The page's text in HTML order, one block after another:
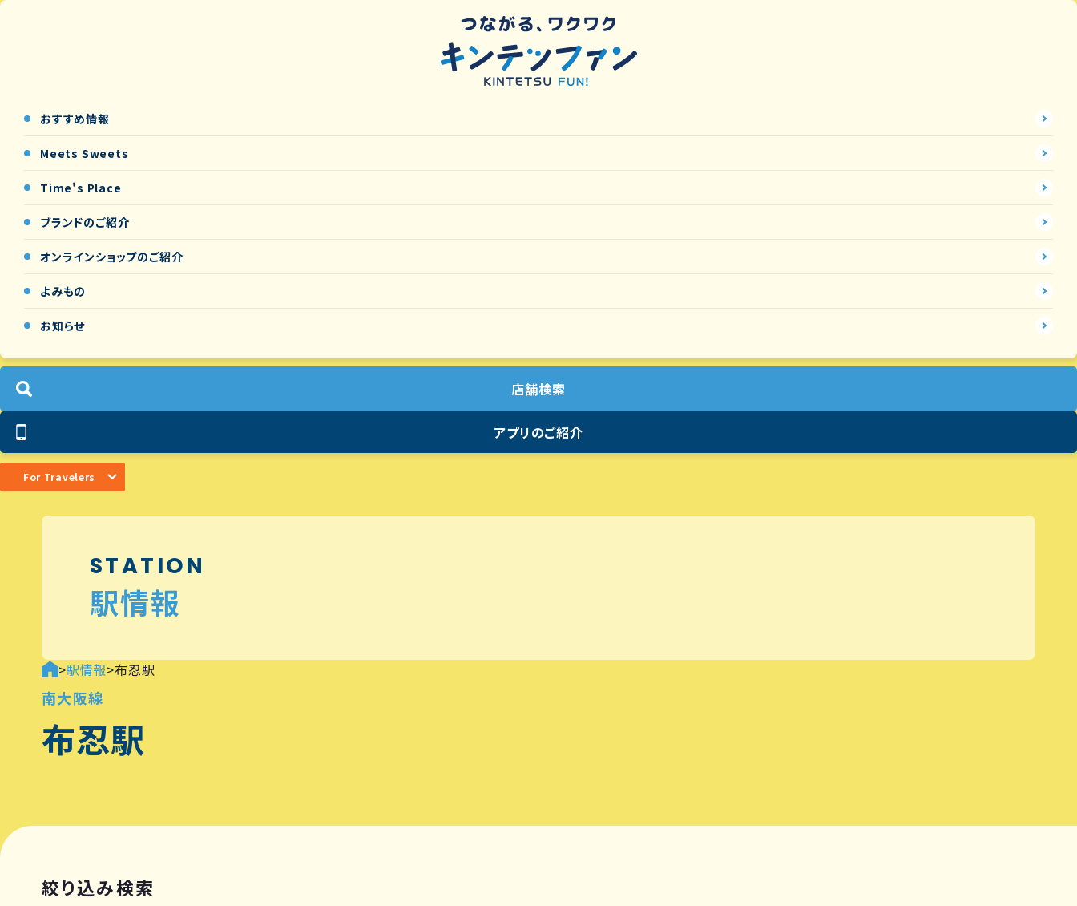
おすすめ情報
Meets Sweets
Time's Place
ブランドのご紹介
オンラインショップのご紹介
よみもの
お知らせ
店舗検索
アプリのご紹介
For Travelers
STATION
駅情報
>駅情報>布忍駅
南大阪線
布忍駅
絞り込み検索